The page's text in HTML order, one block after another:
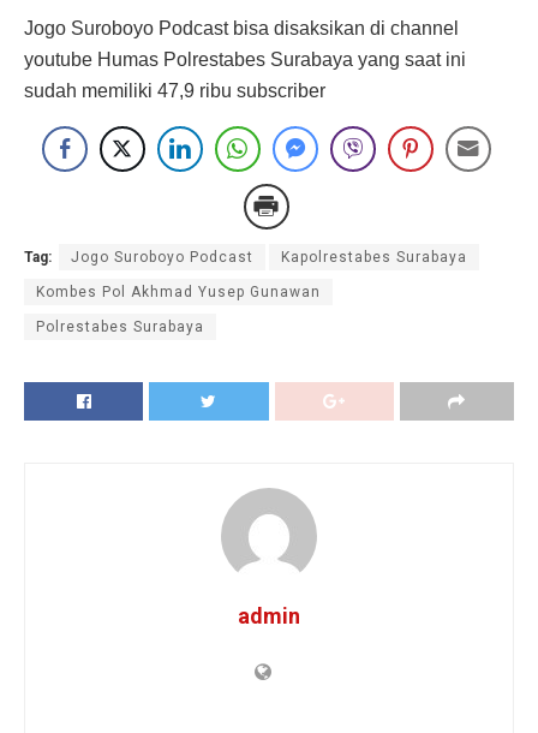
Jogo Suroboyo Podcast bisa disaksikan di channel
youtube Humas Polrestabes Surabaya yang saat ini
sudah memiliki 47,9 ribu subscriber
Tag: Jogo Suroboyo Podcast Kapolrestabes Surabaya
Kombes Pol Akhmad Yusep Gunawan
Polrestabes Surabaya
admin